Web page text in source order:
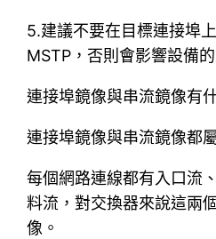
5.建議不要在目標連接埠
MSTP，否則會影響設備
連接埠鏡像與串流鏡像有
連接埠鏡像與串流鏡像都
每個網路連線都有入口流
料流，對交換器來說這兩
像。